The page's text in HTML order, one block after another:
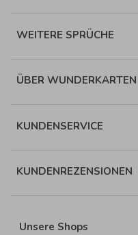
WEITERE SPRÜCHE
ÜBER WUNDERKARTEN
KUNDENSERVICE
KUNDENREZENSIONEN
Unsere Shops